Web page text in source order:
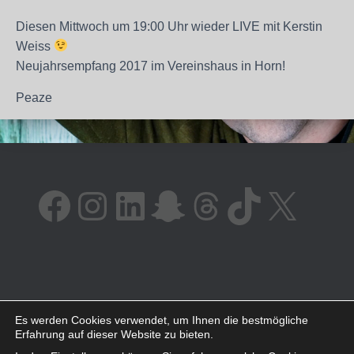
​Diesen Mittwoch um 19:00 Uhr wieder LIVE mit Kerstin
Weiss
Neujahrsempfang 2017 im Vereinshaus in Horn!
Peaze
FACEBOOK INSTAGRAM LINKEDIN SNAPCHAT THREADS TIKTOK
AMAZON SPOTIFY YOUTUBE
Es werden Cookies verwendet, um Ihnen die bestmögliche
Erfahrung auf dieser Website zu bieten.